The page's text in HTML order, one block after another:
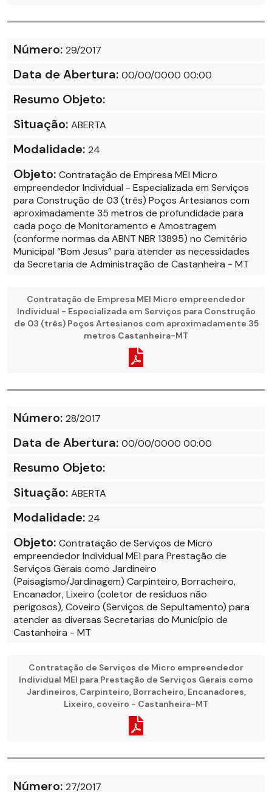
Número: 29/2017
Data de Abertura: 00/00/0000 00:00
Resumo Objeto:
Situação: ABERTA
Modalidade: 24
Objeto: Contratação de Empresa MEI Micro
empreendedor Individual - Especializada em Serviços
para Construção de 03 (três) Poços Artesianos com
aproximadamente 35 metros de profundidade para
cada poço de Monitoramento e Amostragem
(conforme normas da ABNT NBR 13895) no Cemitério
Municipal “Bom Jesus” para atender as necessidades
da Secretaria de Administração de Castanheira - MT
Contratação de Empresa MEI Micro empreendedor
Individual - Especializada em Serviços para Construção
de 03 (três) Poços Artesianos com aproximadamente 35
metros Castanheira-MT
Número: 28/2017
Data de Abertura: 00/00/0000 00:00
Resumo Objeto:
Situação: ABERTA
Modalidade: 24
Objeto: Contratação de Serviços de Micro
empreendedor Individual MEI para Prestação de
Serviços Gerais como Jardineiro
(Paisagismo/Jardinagem) Carpinteiro, Borracheiro,
Encanador, Lixeiro (coletor de resíduos não
perigosos), Coveiro (Serviços de Sepultamento) para
atender as diversas Secretarias do Município de
Castanheira - MT
Contratação de Serviços de Micro empreendedor
Individual MEI para Prestação de Serviços Gerais como
Jardineiros, Carpinteiro, Borracheiro, Encanadores,
Lixeiro, coveiro - Castanheira-MT
Número: 27/2017